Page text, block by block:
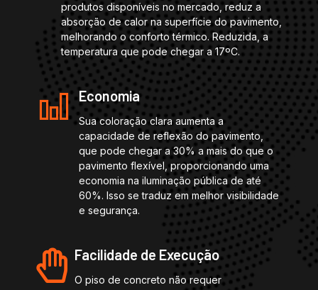
produtos disponíveis no mercado, reduz a
absorção de calor na superfície do pavimento,
melhorando o conforto térmico. Reduzida, a
temperatura que pode chegar a 17ºC.
Economia
Sua coloração clara aumenta a
capacidade de reflexão do pavimento,
que pode chegar a 30% a mais do que o
pavimento flexível, proporcionando uma
economia na iluminação pública de até
60%. Isso se traduz em melhor visibilidade
e segurança.
Facilidade de Execução
O piso de concreto não requer